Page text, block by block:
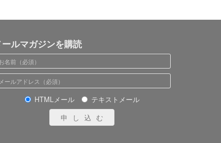
ルマガジンを購読
HTMLメール
テキストメール
申し込む